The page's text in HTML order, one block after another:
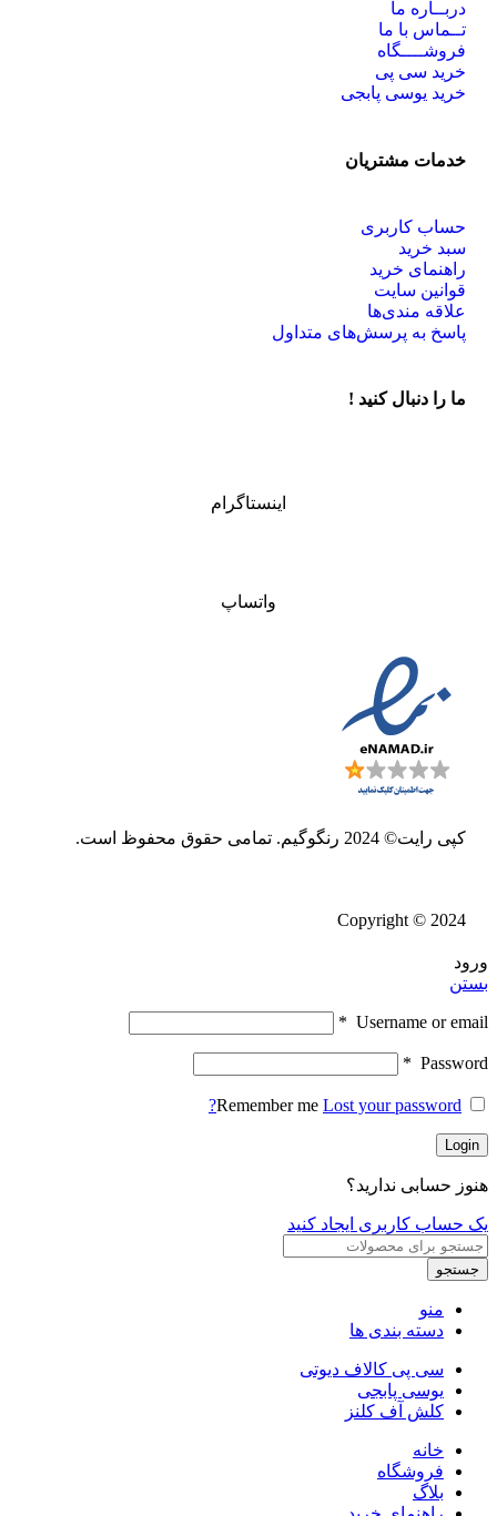
دربــاره ما
تــماس با ما
فروشــــگاه
خرید سی پی
خرید یوسی پابجی
خدمات مشتریان
حساب کاربری
سبد خرید
راهنمای خرید
قوانین سایت
علاقه مندی‌ها
پاسخ به پرسش‌های متداول
ما را دنبال کنید !
اینستاگرام
واتساپ
کپی رایت© 2024 رنگوگیم. تمامی حقوق محفوظ است.
Copyright © 2024
ورود
بستن
Username or email
*
Password
*
Remember me Lost your password?
Login
هنوز حسابی ندارید؟
یک حساب کاربری ایجاد کنید
جستجو
منو
دسته بندی ها
سی پی کالاف دیوتی
یوسی پابجی
کلش آف کلنز
خانه
فروشگاه
بلاگ